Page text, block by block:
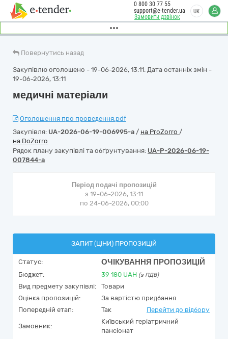
Замовити дзвінок
0 800 30 77 55
support@e-tender.ua
UK
Повернутись назад
Закупівлю оголошено - 19-06-2026, 13:11. Дата останніх змін -
19-06-2026, 13:11
медичні матеріали
Оголошення про проведення.pdf
Закупівля: UA-2026-06-19-006995-a / на ProZorro /
на DoZorro
Рядок плану закупівлі та обґрунтування: UA-P-2026-06-19-
007844-a
Період подачі пропозицій
з 19-06-2026, 13:11
по 24-06-2026, 00:00
ЗАПИТ (ЦІНИ) ПРОПОЗИЦІЙ
Статус: ОЧІКУВАННЯ ПРОПОЗИЦІЙ
Бюджет: 39 180 UAH (з ПДВ)
Вид предмету закупівлі:
Товари
Оцінка пропозицій:
За вартістю придбання
Попередній етап:
Так Перейти до відбору
Замовник:
Київський геріатричний
пансіонат